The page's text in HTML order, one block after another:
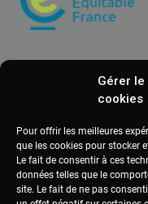
Gérer
cookies
Pour offrir les meilleures
que les cookies pour stocker
Le fait de consentir à ces
données telles que le
site. Le fait de ne pas